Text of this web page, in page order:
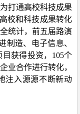
打通高校科技成果
校和科技成果转化
统计，前五届路演
制造、电子信息、
目获得投资， 105个
业合作进行转化，
注入源源不断新动